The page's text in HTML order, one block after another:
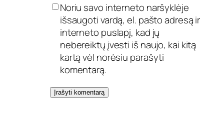
Noriu savo interneto naršyklėje
išsaugoti vardą, el. pašto adresą ir
interneto puslapį, kad jų
nebereiktų įvesti iš naujo, kai kitą
kartą vėl norėsiu parašyti
komentarą.